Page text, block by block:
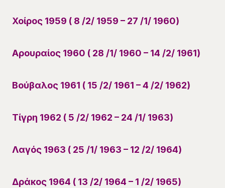
Χοίρος 1959 ( 8 /2/ 1959 – 27 /1/ 1960)
Αρουραίος 1960 ( 28 /1/ 1960 – 14 /2/ 1961)
Βούβαλος 1961 ( 15 /2/ 1961 – 4 /2/ 1962)
Τίγρη 1962 ( 5 /2/ 1962 – 24 /1/ 1963)
Λαγός 1963 ( 25 /1/ 1963 – 12 /2/ 1964)
Δράκος 1964 ( 13 /2/ 1964 – 1 /2/ 1965)